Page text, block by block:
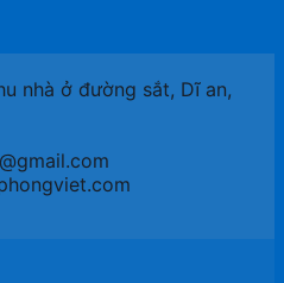
nhà ở đường sắt, Dĩ an,